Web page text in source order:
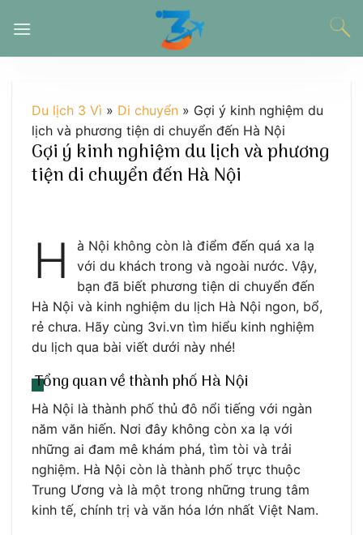
đến
Du lịch 3 Vì » Di chuyển » Gợi ý kinh nghiệm du
lịch và phương tiện di chuyển đến Hà Nội
Gợi ý kinh nghiệm du lịch và phương
tiện di chuyển đến Hà Nội
H
à Nội không còn là điểm đến quá xa lạ
với du khách trong và ngoài nước. Vậy,
bạn đã biết phương tiện di chuyển đến
Hà Nội và kinh nghiệm du lịch Hà Nội ngon, bổ,
rẻ chưa. Hãy cùng 3vi.vn tìm hiểu kinh nghiệm
du lịch qua bài viết dưới này nhé!
Tổng quan về thành phố Hà Nội
Hà Nội là thành phố thủ đô nổi tiếng với ngàn
năm văn hiến. Nơi đây không còn xa lạ với
những ai đam mê khám phá, tìm tòi và trải
nghiệm. Hà Nội còn là thành phố trực thuộc
Trung Ương và là một trong những trung tâm
kinh tế, chính trị và văn hóa lớn nhất Việt Nam.